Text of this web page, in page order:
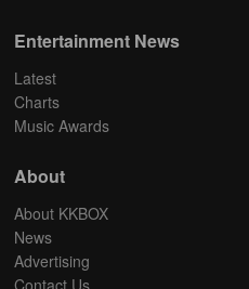
Entertainment News
Latest
Charts
Music Awards
About
About KKBOX
News
Advertising
Contact Us